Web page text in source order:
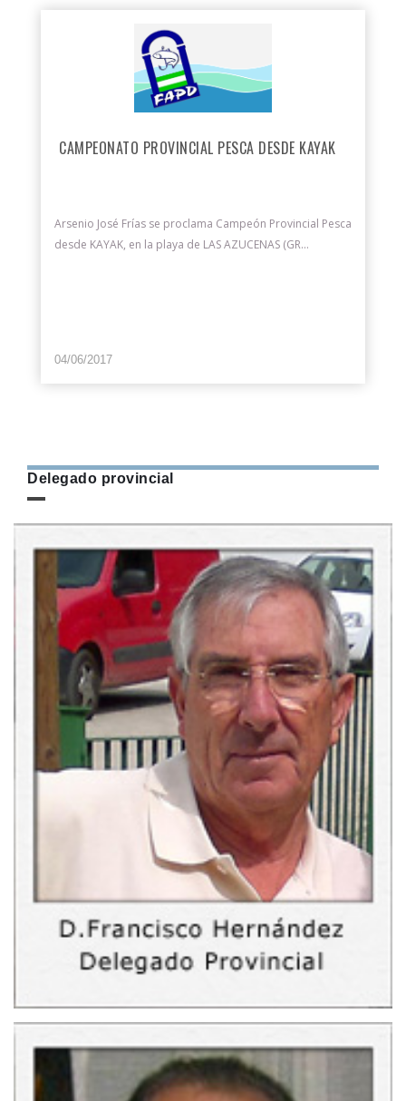
CAMPEONATO PROVINCIAL PESCA DESDE KAYAK
Arsenio José Frías se proclama Campeón Provincial Pesca
desde KAYAK, en la playa de LAS AZUCENAS (GR...
04/06/2017
Delegado provincial